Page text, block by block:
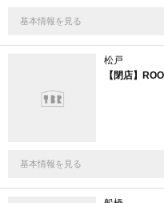
基本情報を見る
松戸
【閉店】
基本情報を見る